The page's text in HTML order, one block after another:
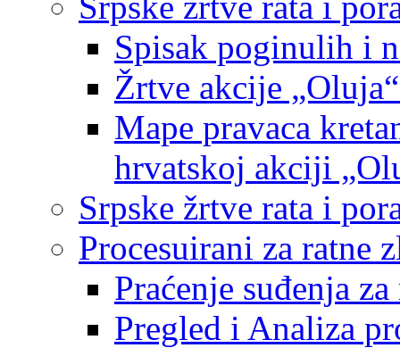
Spisak poginulih i
Žrtve akcije
Mape pravaca
hrvatskoj akciji
Srpske žrtve rata i
Procesuirani za ratne
Praćenje suđenja
Pregled i Analiza